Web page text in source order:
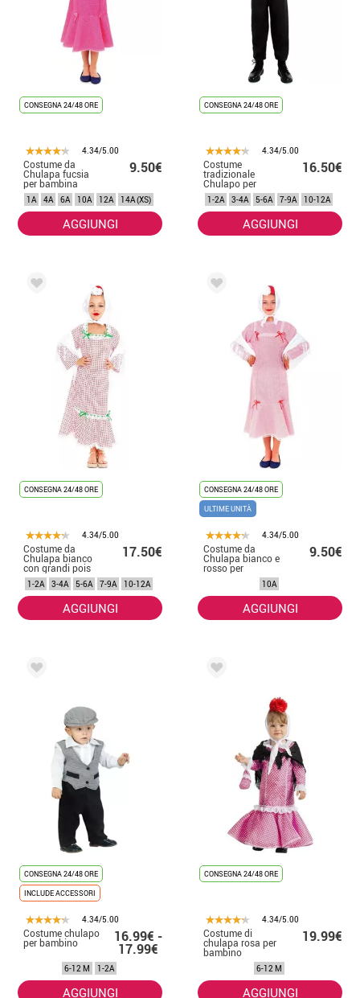
CONSEGNA 24/48 ORE
4.34/5.00
Costume da
Chulapa fucsia
per bambina
9.50€
1A 4A 6A 10A 12A 14A (XS)
AGGIUNGI
CONSEGNA 24/48 ORE
4.34/5.00
Costume
tradizionale
Chulapo per
bambini
16.50€
1-2A 3-4A 5-6A 7-9A 10-12A
AGGIUNGI
CONSEGNA 24/48 ORE
4.34/5.00
Costume da
Chulapa bianco
con grandi pois
rossi per
bambina
17.50€
1-2A 3-4A 5-6A 7-9A 10-12A
AGGIUNGI
CONSEGNA 24/48 ORE
ULTIME UNITÀ
4.34/5.00
Costume da
Chulapa bianco e
rosso per
bambina
9.50€
10A
AGGIUNGI
CONSEGNA 24/48 ORE
INCLUDE ACCESSORI
4.34/5.00
Costume chulapo
per bambino 16.99€ -
17.99€
6-12 M 1-2A
AGGIUNGI
CONSEGNA 24/48 ORE
4.34/5.00
Costume di
chulapa rosa per
bambino
19.99€
6-12 M
AGGIUNGI